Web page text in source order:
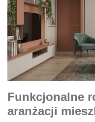
Funkcjonalne
aranżacji